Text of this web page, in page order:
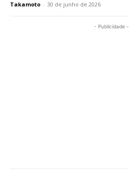
Takamoto - 30 de junho de 2026
- Publicidade -